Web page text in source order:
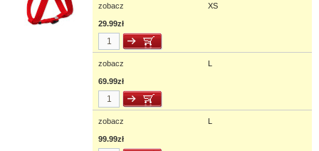
zobacz XS
29.99zł
zobacz L
69.99zł
zobacz L
99.99zł